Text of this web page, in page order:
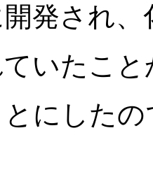
発され
いたこ
にしたの